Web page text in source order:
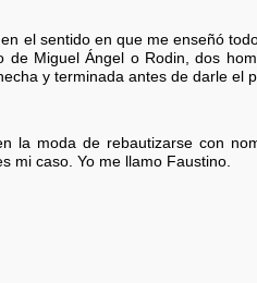
el sentido en que me enseñó
Miguel Ángel o Rodin, dos
y terminada antes de darle el
la moda de rebautizarse con
mi caso. Yo me llamo Faustino.